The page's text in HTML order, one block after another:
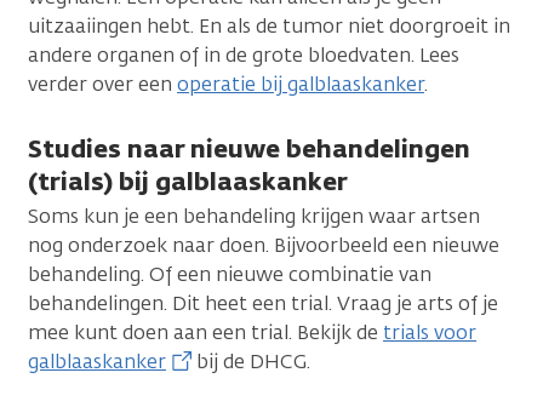
uitzaaiingen hebt. En als de tumor niet doorgroeit in
andere organen of in de grote bloedvaten. Lees
verder over een operatie bij galblaaskanker.
Studies naar nieuwe behandelingen
(trials) bij galblaaskanker
Soms kun je een behandeling krijgen waar artsen
nog onderzoek naar doen. Bijvoorbeeld een nieuwe
behandeling. Of een nieuwe combinatie van
behandelingen. Dit heet een trial. Vraag je arts of je
mee kunt doen aan een trial. Bekijkde trials voor
galblaaskanker
bij de DHCG.